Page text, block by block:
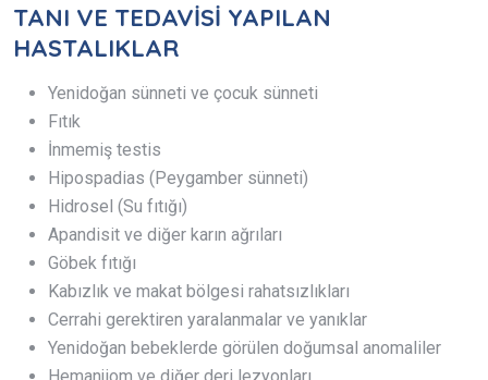
TANI VE TEDAVİSİ YAPILAN
HASTALIKLAR
Yenidoğan sünneti ve çocuk sünneti
Fıtık
İnmemiş testis
Hipospadias (Peygamber sünneti)
Hidrosel (Su fıtığı)
Apandisit ve diğer karın ağrıları
Göbek fıtığı
Kabızlık ve makat bölgesi rahatsızlıkları
Cerrahi gerektiren yaralanmalar ve yanıklar
Yenidoğan bebeklerde görülen doğumsal anomaliler